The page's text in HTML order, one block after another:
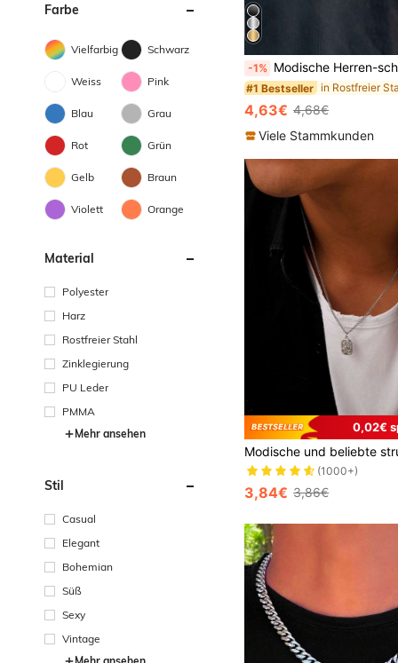
Farbe
Vielfarbig Schwarz
Weiss Pink
Blau Grau
Rot Grün
Gelb Braun
Violett Orange
Material
Polyester
Harz
Rostfreier Stahl
Zinklegierung
PU Leder
PMMA
Mehr ansehen
Stil
Casual
Elegant
Bohemian
Süß
Sexy
Vintage
-1% Modische Herren-schlosskette/edelstahl, Wasserdichte Und Lichtbeständige Kette/einfache
#1 Bestseller
(1000+)
#1 Bestseller
(1000+)
#1 Bestseller
(1000+)
#1 Bestseller
(1000+)
4,63€ 4,68€
Viele Stammkunden
0,02€
(1000+)
3,84€ 3,86€